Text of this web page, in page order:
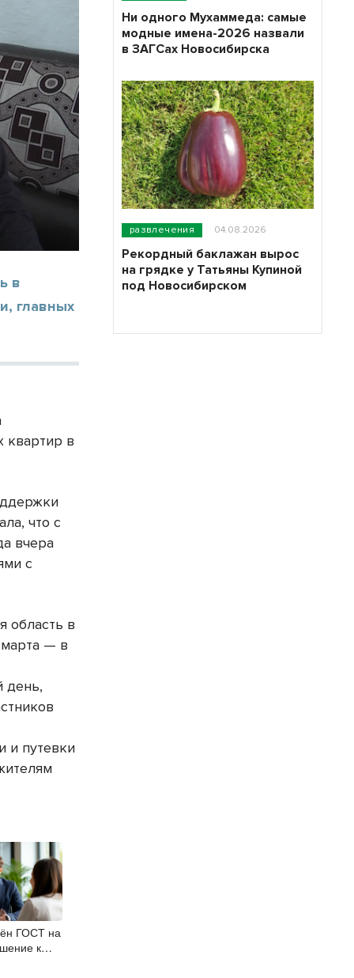
в
главных
квартир в
что с
вчера
с
область в
— в
день,
и путевки
ГОСТ на
к
Ни одного Мухаммеда: самые
модные имена-2026 назвали
в ЗАГСах Новосибирска
развлечения 04.08.2026
Рекордный баклажан вырос
на грядке у Татьяны Купиной
под Новосибирском